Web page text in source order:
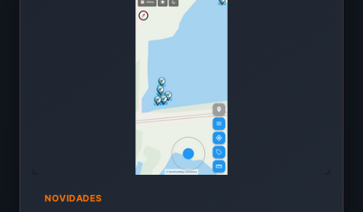
MOSTRA
BOILIES
LARGO
MOSTRA
ARCOS?
EXPLICAMOS
DIFERENÇAS
NOVIDADES